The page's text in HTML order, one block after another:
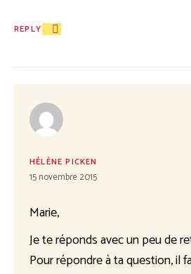
REPLY
HÉLÈNE PICKEN
15 novembre 2015
Marie,
Je te réponds avec un peu de
Pour répondre à ta question, il